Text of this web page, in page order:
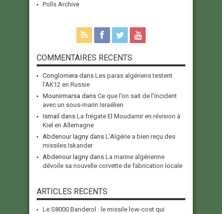
Polls Archive
COMMENTAIRES RECENTS
Conglomera dans Les paras algériens testent
l’AK12 en Russie
Mounirmarsa dans Ce que l’on sait de l’incident
avec un sous-marin Israélien
Ismail dans La frégate El Moudamir en révision à
Kiel en Allemagne
Abdenour lagny dans L’Algérie a bien reçu des
missiles Iskander
Abdenour lagny dans La marine algérienne
dévoile sa nouvelle corvette de fabrication locale
ARTICLES RECENTS
Le S8000 Banderol : le missile low-cost qui